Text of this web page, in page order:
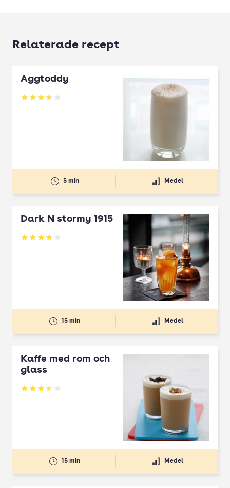
Relaterade recept
Äggtoddy
Betyg: 3.59 av 5
5 min Medel
Dark N stormy 1915
Betyg: 3.9 av 5
15 min Medel
Kaffe med rom och
glass
Betyg: 3.41 av 5
15 min Medel